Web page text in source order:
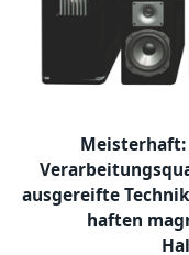
ausgereifte
haften